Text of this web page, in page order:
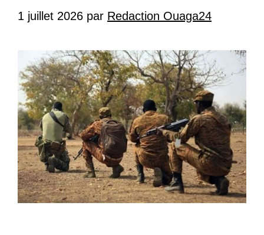
1 juillet 2026 par Redaction Ouaga24